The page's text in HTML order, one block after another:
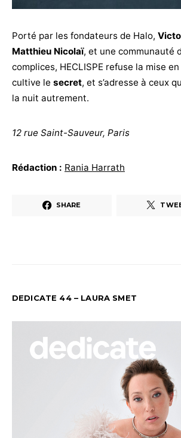
Porté par les fondateurs de Halo,
Matthieu Nicolaï, et une communauté
complices, HECLISPE refuse la mise
cultive le secret, et s’adresse à ceux
la nuit autrement.
12 rue Saint-Sauveur, Paris
Rédaction : Rania Harrath
SHARE
DEDICATE 44 – LAURA SMET